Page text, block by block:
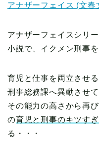
アナザーフェイス (文春
アナザーフェイスシリ
小説で、イクメン刑事
育児と仕事を両立させ
刑事総務課へ異動させ
その能力の高さから再
の育児と刑事のキツす
る・・・